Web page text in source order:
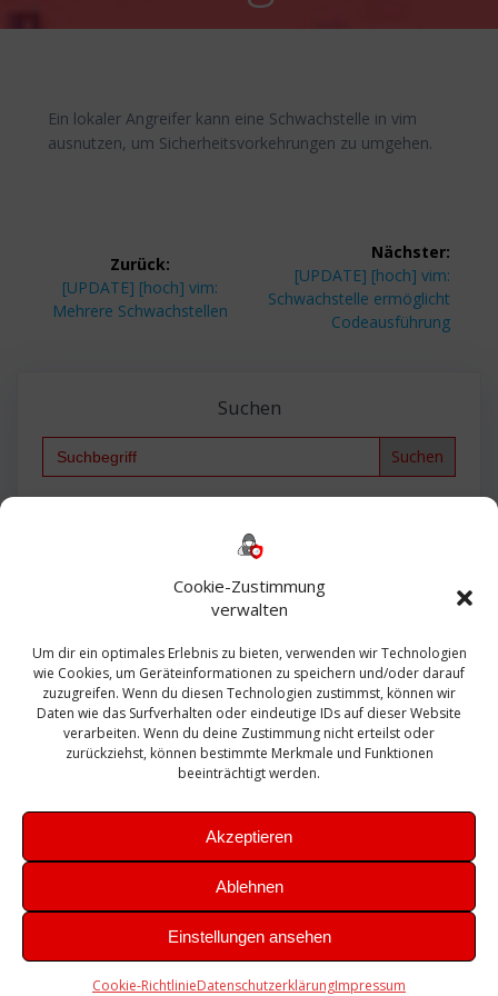
Cookie-Zustimmung
verwalten
Um dir ein optimales Erlebnis zu bieten, verwenden wir Technologien
wie Cookies, um Geräteinformationen zu speichern und/oder darauf
zuzugreifen. Wenn du diesen Technologien zustimmst, können wir
Daten wie das Surfverhalten oder eindeutige IDs auf dieser Website
verarbeiten. Wenn du deine Zustimmung nicht erteilst oder
zurückziehst, können bestimmte Merkmale und Funktionen
beeinträchtigt werden.
Akzeptieren
Ablehnen
Einstellungen ansehen
Cookie-RichtlinieDatenschutzerklärungImpressum
Ein lokaler Angreifer kann eine Schwachstelle in vim
ausnutzen, um Sicherheitsvorkehrungen zu umgehen.
Zurück:
Vorheriger
Beitrag:
[UPDATE] [hoch] vim:
Mehrere Schwachstellen
Nächster:
Nächster
Beitrag:
[UPDATE] [hoch] vim:
Schwachstelle ermöglicht
Codeausführung
Suchen
Search
Bautagebuch
Exchange firewall Fritzbox
Microsoft
Sanierung SBS Security Server Sicherheit
Sicherung SIEM Sophos SSL Ubuntu
Update Upgrade UTM VCenter VCSA Veeam
VMWare VPN WAZUH Windows
Zertifikat
Theme